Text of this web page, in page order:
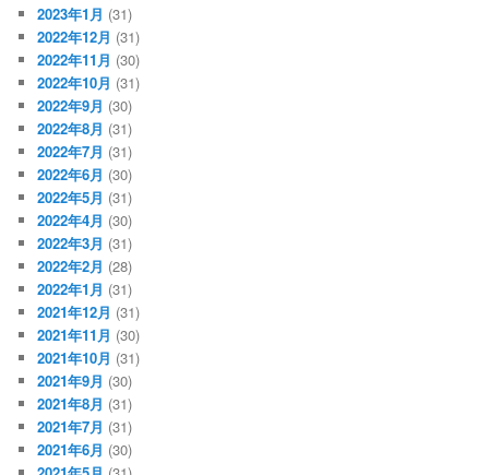
2023年1月 (31)
2022年12月 (31)
2022年11月 (30)
2022年10月 (31)
2022年9月 (30)
2022年8月 (31)
2022年7月 (31)
2022年6月 (30)
2022年5月 (31)
2022年4月 (30)
2022年3月 (31)
2022年2月 (28)
2022年1月 (31)
2021年12月 (31)
2021年11月 (30)
2021年10月 (31)
2021年9月 (30)
2021年8月 (31)
2021年7月 (31)
2021年6月 (30)